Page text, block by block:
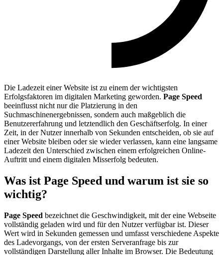
Die Ladezeit einer Website ist zu einem der wichtigsten
Erfolgsfaktoren im digitalen Marketing geworden. Page Speed
beeinflusst nicht nur die Platzierung in den
Suchmaschinenergebnissen, sondern auch maßgeblich die
Benutzererfahrung und letztendlich den Geschäftserfolg. In einer
Zeit, in der Nutzer innerhalb von Sekunden entscheiden, ob sie auf
einer Website bleiben oder sie wieder verlassen, kann eine langsame
Ladezeit den Unterschied zwischen einem erfolgreichen Online-
Auftritt und einem digitalen Misserfolg bedeuten.
Was ist Page Speed und warum ist sie so
wichtig?
Page Speed bezeichnet die Geschwindigkeit, mit der eine Webseite
vollständig geladen wird und für den Nutzer verfügbar ist. Dieser
Wert wird in Sekunden gemessen und umfasst verschiedene Aspekte
des Ladevorgangs, von der ersten Serveranfrage bis zur
vollständigen Darstellung aller Inhalte im Browser. Die Bedeutung